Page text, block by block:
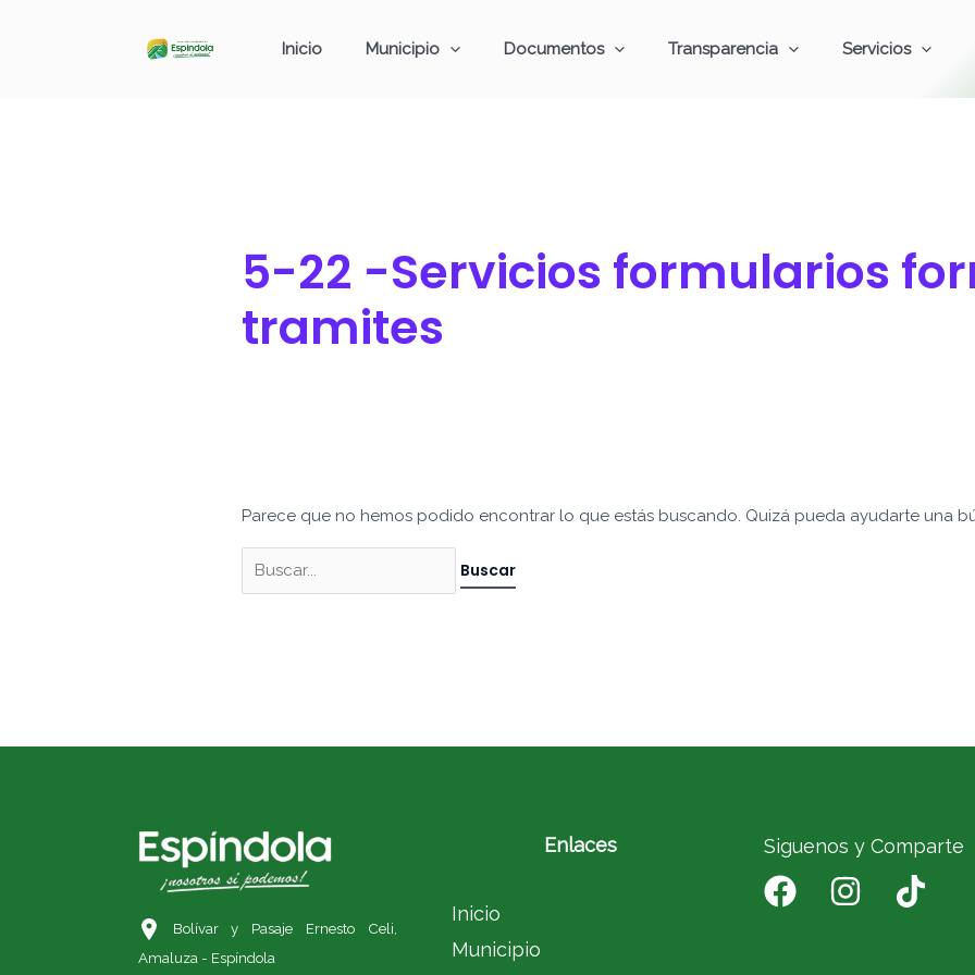
Inicio Municipio Documentos Transparencia Servicios
5-22 -Servicios formularios
tramites
Parece que no hemos podido encontrar lo que estás buscando. Quizá pueda ayudarte una
Bolívar y Pasaje Ernesto Celi,
Amaluza - Espíndola
Enlaces
Inicio
Municipio
Siguenos y Comparte